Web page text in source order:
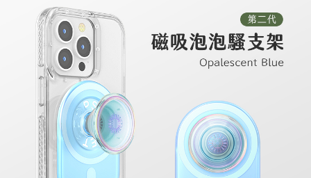
【「AFTEE先享後付」結帳流程】
１．於結帳方式選擇「AFTEE先享後付」後，將跳轉至「AFTEE先享後付」
結帳頁面，進行簡訊認證並確認金額後，即可完成結帳。
２．訂單成立數日內，您將收到繳費通知簡訊。
３．收到繳費通知簡訊後14天內，點擊此簡訊中的連結，可透過四大超商／
ATM／網路銀行／等多元方式進行付款，方視為交易完成。
※ 請注意：結帳手續完成當下不需立刻繳費，但若您需要取消訂單，請聯絡
購買商品的店家。未經商家同意取消之訂單仍視為有效，需透過AFTEE先享
後付繳納相關費用。
※ 交易是否成功請以「AFTEE先享後付 」之結帳頁面顯示為準，若有關於
是否繳費成功／繳費後需取消欲退款等相關疑問，請聯繫「AFTEE先享後付
客戶支援中心」https://netprotections.freshdesk.com/support/home
每筆NT$60，滿NT$499(含以上)免運費
付款後全家取貨
每筆NT$60，滿NT$499(含以上)免運費
7-11取貨付款
每筆NT$60，滿NT$499(含以上)免運費
付款後7-11取貨
每筆NT$60，滿NT$499(含以上)免運費